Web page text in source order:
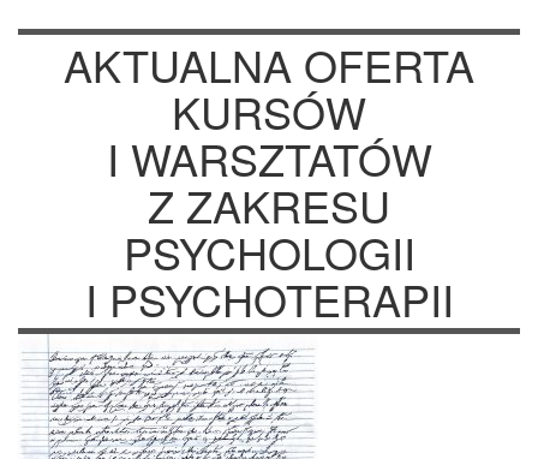
AKTUALNA OFERTA
KURSÓW
I WARSZTATÓW
Z ZAKRESU
PSYCHOLOGII
I PSYCHOTERAPII